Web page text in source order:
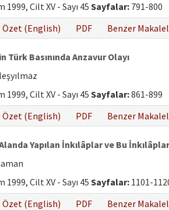
1999, Cilt XV - Sayı 45 Sayfalar: 791-800
Özet (English) PDF Benzer
Türk Basınında Anzavur Olayı
1999, Cilt XV - Sayı 45 Sayfalar:861-899
Özet (English) PDF Benzer
Yapılan İnkılâplar ve Bu
1999, Cilt XV - Sayı 45 Sayfalar: 1101-
Özet (English) PDF Benzer